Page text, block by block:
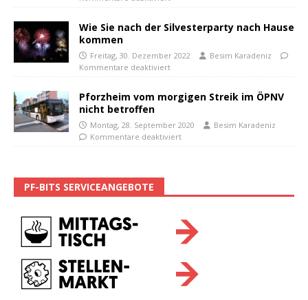
Wie Sie nach der Silvesterparty nach Hause
kommen
Freitag, 30. Dezember 2022
Besim Karadeniz
Kommentare deaktiviert
Pforzheim vom morgigen Streik im ÖPNV
nicht betroffen
Montag, 28. September 2020
Besim Karadeniz
Kommentare deaktiviert
PF-BITS SERVICEANGEBOTE